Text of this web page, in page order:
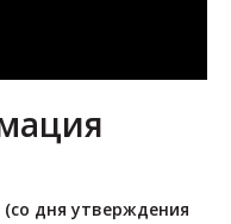
(со дня утверждения